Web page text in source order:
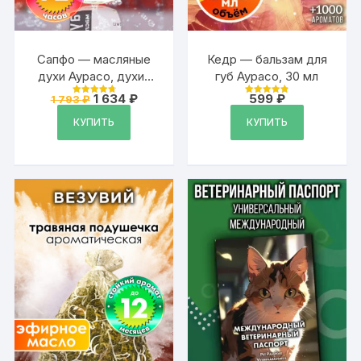
Сапфо — масляные
духи Аурасо, духи-
масло, арома масло,
духи женские,
мужские, унисекс,
флакон роллер
Оценка
из 5
1 793₽ Первоначальная
составляла
1 634 ₽Текущая
КУПИТЬ
Кедр — бальзам для
губ Аурасо, 30 мл
Оценка
из 5
599 ₽
КУПИТЬ